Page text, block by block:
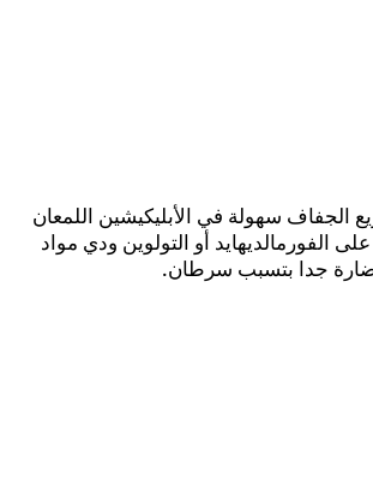
الجفاف سهولة في الأبليكيشين اللمعان
الفورمالديهايد أو التولوين ودي مواد
جدا بتسبب سرطان.